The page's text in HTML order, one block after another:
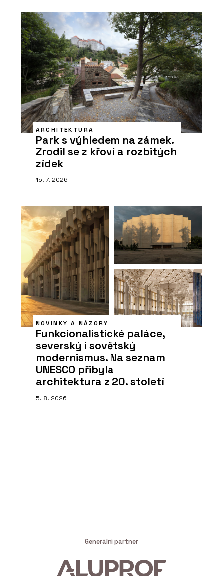
ARCHITEKTURA
Park s výhledem na zámek.
Zrodil se z křoví a rozbitých
zídek
15. 7. 2026
NOVINKY A NÁZORY
Funkcionalistické paláce,
severský i sovětský
modernismus. Na seznam
UNESCO přibyla
architektura z 20. století
5. 8. 2026
Generální partner